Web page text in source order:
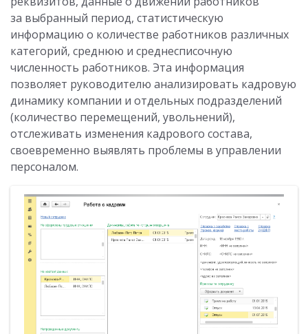
за выбранный период, статистическую
информацию о количестве работников различных
категорий, среднюю и среднесписочную
численность работников. Эта информация
позволяет руководителю анализировать кадровую
динамику компании и отдельных подразделений
(количество перемещений, увольнений),
отслеживать изменения кадрового состава,
своевременно выявлять проблемы в управлении
персоналом.